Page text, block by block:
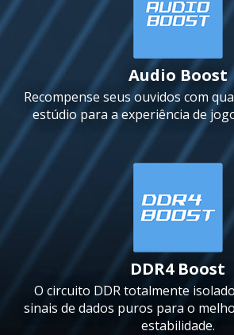
Audio Boost
Recompense seus ouvidos com
estúdio para a experiência de
DDR4 Boost
O circuito DDR totalmente
sinais de dados puros para o
estabilidade.